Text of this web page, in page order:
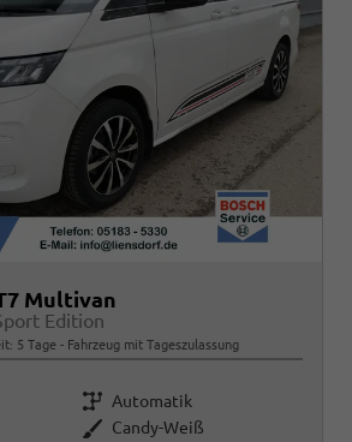
Multivan
Edition
5 Tage Fahrzeug mit Tageszulassung
Getriebe Automatik
Außenfarbe Candy-Weiß